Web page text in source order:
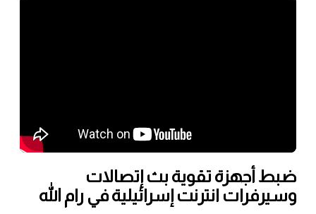
ضبط أجهزة تقوية بث إتصالات
وسيرفرات انترنت إسرائيلية في رام الله